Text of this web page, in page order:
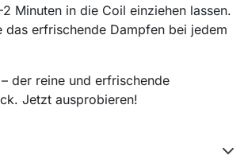
Minuten in die Coil einziehen lassen.
das erfrischende Dampfen bei jedem
der reine und erfrischende
Jetzt ausprobieren!